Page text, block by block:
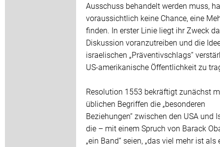
Ausschuss behandelt werden muss,
voraussichtlich keine Chance, eine
finden. In erster Linie liegt ihr Zweck
Diskussion voranzutreiben und die
israelischen „Präventivschlags“
US-amerikanische Öffentlichkeit zu
Resolution 1553 bekräftigt zunächst
üblichen Begriffen die „besonderen
Beziehungen“ zwischen den USA und
die – mit einem Spruch von Barack
„ein Band“ seien, „das viel mehr ist als